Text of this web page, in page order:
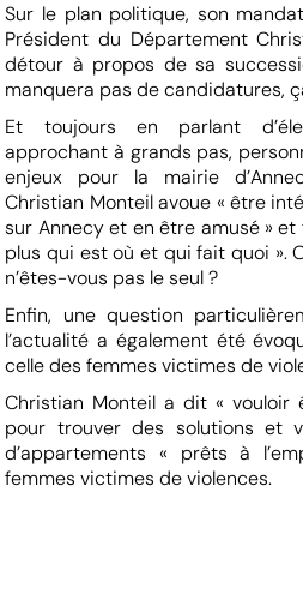
Sur le plan politique, son
Président du Département
détour à propos de sa
manquera pas de candidatures,
Et toujours en parlant
approchant à grands pas,
enjeux pour la mairie
Christian Monteil avoue « être
sur Annecy et en être amusé »
plus qui est où et qui fait quoi ».
n’êtes-vous pas le seul ?
Enfin, une question
l’actualité a également été
celle des femmes victimes de
Christian Monteil a dit « vouloir
pour trouver des solutions et
d’appartements « prêts à
femmes victimes de violences.